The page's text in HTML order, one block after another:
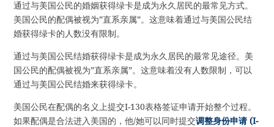
通过与美国公民的婚姻获得绿卡是成为永久居民的最常见方式。
美国公民的配偶被视为”直系亲属”。这意味着通过与美国公民结
婚获得绿卡的人数没有限制。
通过与美国公民结婚获得绿卡是成为永久居民的最常见途径。美
国公民的配偶被视为”直系亲属”。这意味着没有人数限制，可以
通过与美国公民结婚来获得绿卡。
美国公民在配偶的名义上提交I-130表格签证申请开始整个过程。
如果配偶是合法进入美国的，他/她可以同时提交调整身份申请 (I-